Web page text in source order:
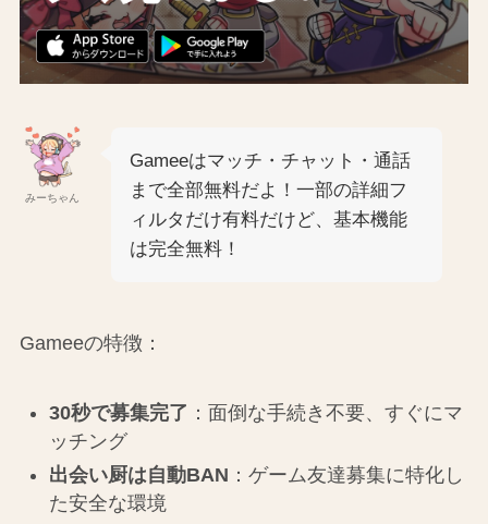
みーちゃん
Gameeはマッチ・チャット・通話
まで全部無料だよ！一部の詳細フ
ィルタだけ有料だけど、基本機能
は完全無料！
Gameeの特徴：
30秒で募集完了 ：面倒な手続き不要、すぐにマ
ッチング
出会い厨は自動BAN ：ゲーム友達募集に特化し
た安全な環境